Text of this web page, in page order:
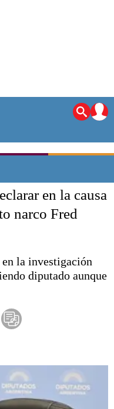
Sur
empresas
en la causa
narco Fred
la investigación
diputado aunque